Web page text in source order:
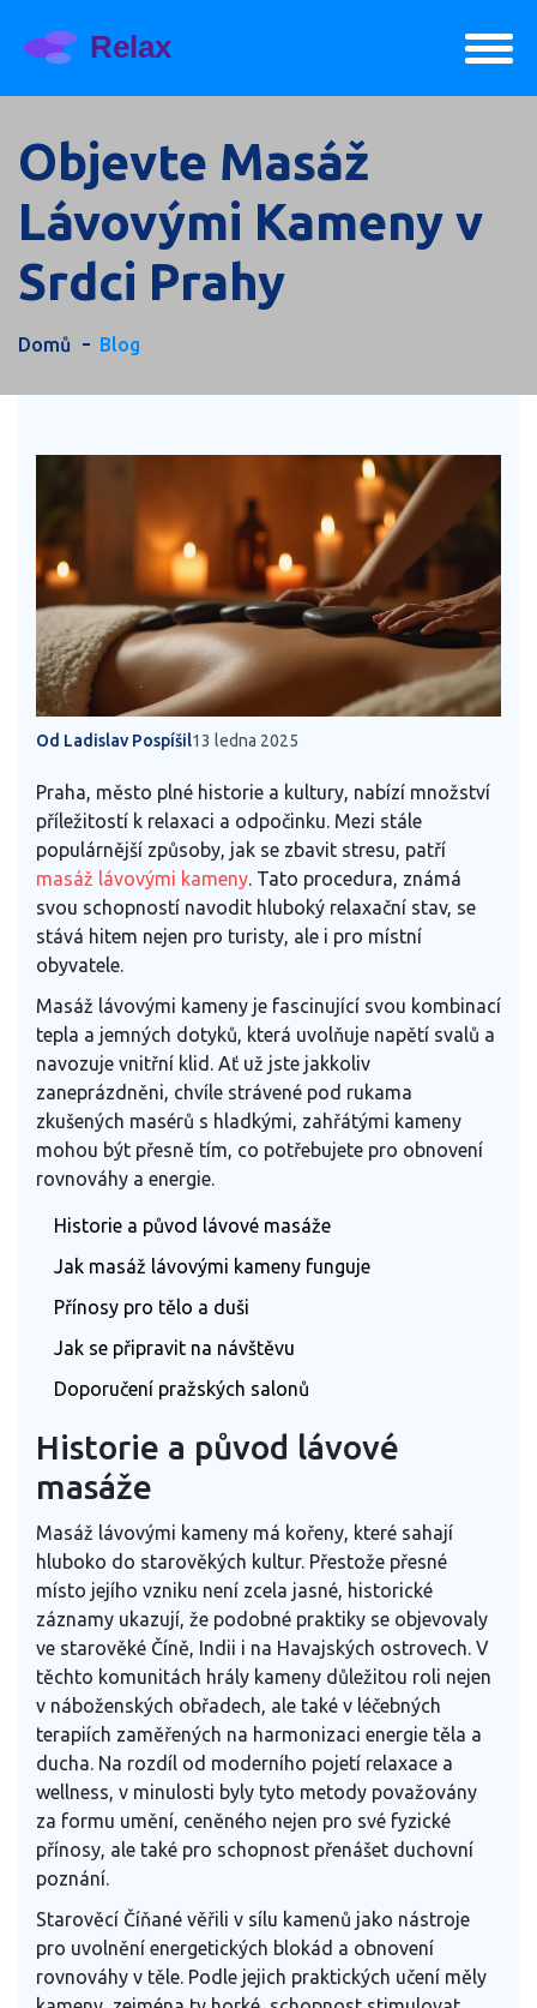
Objevte Masáž
Lávovými Kameny v
Srdci Prahy
Domů Blog
Od Ladislav Pospíšil13 ledna 2025
Praha, město plné historie a kultury, nabízí množství
příležitostí k relaxaci a odpočinku. Mezi stále
populárnější způsoby, jak se zbavit stresu, patří
masáž lávovými kameny. Tato procedura, známá
svou schopností navodit hluboký relaxační stav, se
stává hitem nejen pro turisty, ale i pro místní
obyvatele.
Masáž lávovými kameny je fascinující svou kombinací
tepla a jemných dotyků, která uvolňuje napětí svalů a
navozuje vnitřní klid. Ať už jste jakkoliv
zaneprázdněni, chvíle strávené pod rukama
zkušených masérů s hladkými, zahřátými kameny
mohou být přesně tím, co potřebujete pro obnovení
rovnováhy a energie.
Historie a původ lávové masáže
Jak masáž lávovými kameny funguje
Přínosy pro tělo a duši
Jak se připravit na návštěvu
Doporučení pražských salonů
Historie a původ lávové
masáže
Masáž lávovými kameny má kořeny, které sahají
hluboko do starověkých kultur. Přestože přesné
místo jejího vzniku není zcela jasné, historické
záznamy ukazují, že podobné praktiky se objevovaly
ve starověké Číně, Indii i na Havajských ostrovech. V
těchto komunitách hrály kameny důležitou roli nejen
v náboženských obřadech, ale také v léčebných
terapiích zaměřených na harmonizaci energie těla a
ducha. Na rozdíl od moderního pojetí relaxace a
wellness, v minulosti byly tyto metody považovány
za formu umění, ceněného nejen pro své fyzické
přínosy, ale také pro schopnost přenášet duchovní
poznání.
Starověcí Číňané věřili v sílu kamenů jako nástroje
pro uvolnění energetických blokád a obnovení
rovnováhy v těle. Podle jejich praktických učení měly